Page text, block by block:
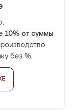
10% от суммы
без %.